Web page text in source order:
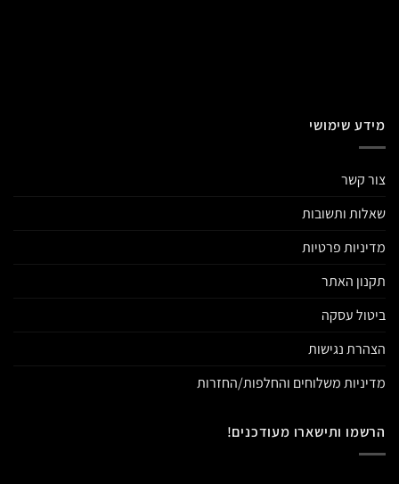
מידע שימושי
צור קשר
שאלות ותשובות
מדיניות פרטיות
תקנון האתר
ביטול עסקה
הצהרת נגישות
מדיניות משלוחים והחלפות/החזרות
הרשמו ותישארו מעודכנים!